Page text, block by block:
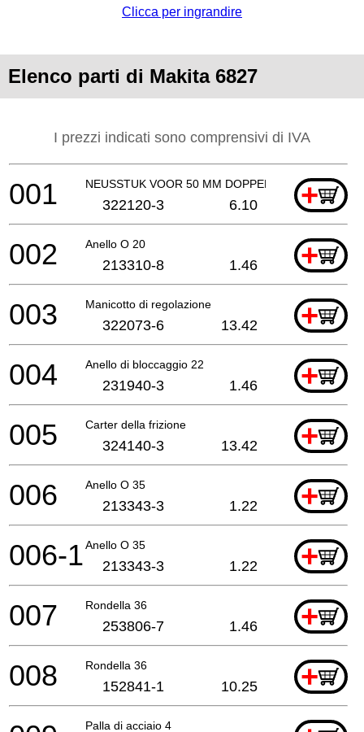
Clicca per ingrandire
Elenco parti di Makita 6827
I prezzi indicati sono comprensivi di IVA
NEUSSTUK VOOR 50 MM DOPPEN (MZ)+
001 322120-3 6.10
Anello O 20 +
002 213310-8 1.46
Manicotto di regolazione +
003 322073-6 13.42
Anello di bloccaggio 22 +
004 231940-3 1.46
Carter della frizione +
005 324140-3 13.42
Anello O 35 +
006 213343-3 1.22
Anello O 35 +
006-1 213343-3 1.22
Rondella 36 +
007 253806-7 1.46
Rondella 36 +
008 152841-1 10.25
Palla di acciaio 4